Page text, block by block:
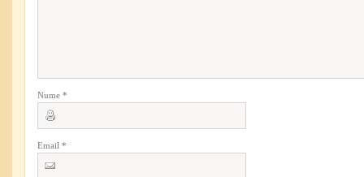
Nume *
Email *